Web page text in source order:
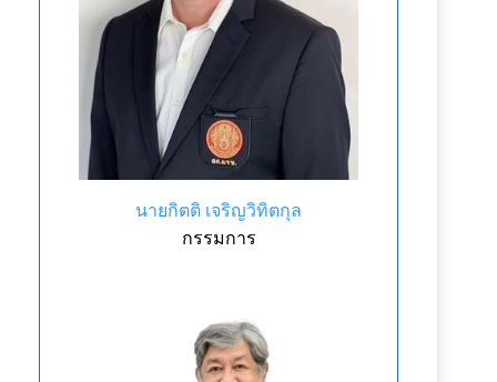
นายกิตติ เจริญวิทิตกุล
กรรมการ